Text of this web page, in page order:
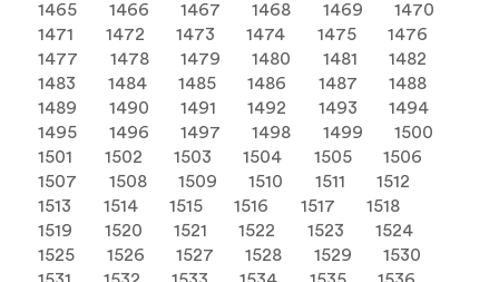
1465
1466 1467 1468 1469
1470
1471
1472 1473 1474 1475
1476
1477
1478 1479 1480 1481
1482
1483
1484 1485 1486 1487
1488
1489
1490 1491 1492 1493
1494
1495
1496 1497 1498 1499
1500
1501
1502 1503 1504 1505
1506
1507
1508 1509 1510 1511
1512
1513
1514 1515 1516 1517
1518
1519
1520 1521 1522 1523
1524
1525
1526 1527 1528 1529
1530